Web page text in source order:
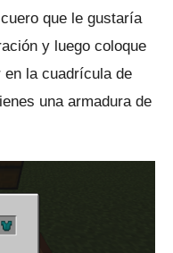
que le gustaría
y luego coloque
la cuadrícula de
una armadura de